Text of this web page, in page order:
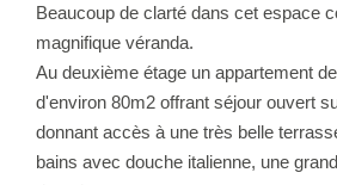
Beaucoup de clarté dans cet espace
magnifique véranda.
Au deuxième étage un appartement
d'environ 80m2 offrant séjour ouvert
donnant accès à une très belle
bains avec douche italienne, une